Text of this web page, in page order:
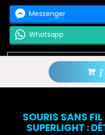
Messenger
Whatsapp
Prévenez-moi
SOURIS SANS
SUPERLIGHT :